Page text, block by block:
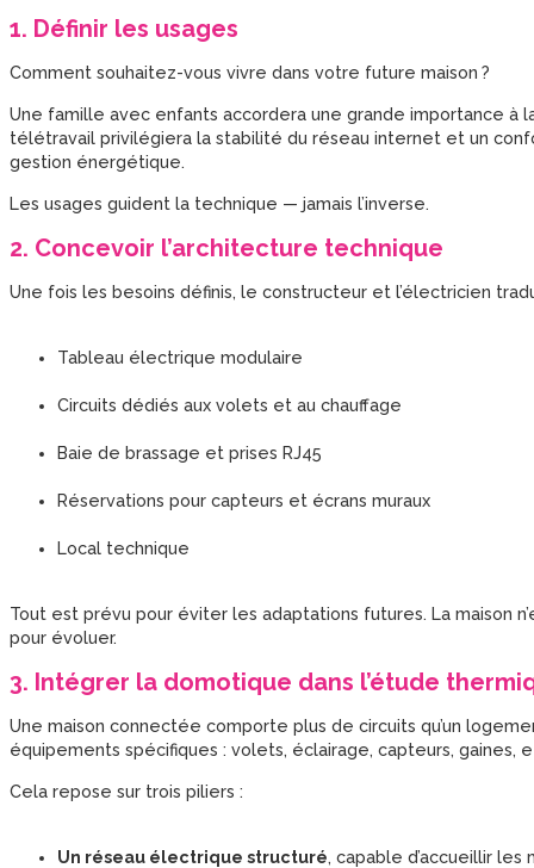
1. Définir les usages
Comment souhaitez-vous vivre dans votre future maison ?
Une famille avec enfants accordera une grande importance à
télétravail privilégiera la stabilité du réseau internet et un
gestion énergétique.
Les usages guident la technique — jamais l’inverse.
2. Concevoir l’architecture technique
Une fois les besoins définis, le constructeur et l’électricien
Tableau électrique modulaire
Circuits dédiés aux volets et au chauffage
Baie de brassage et prises RJ45
Réservations pour capteurs et écrans muraux
Local technique
Tout est prévu pour éviter les adaptations futures. La maison
pour évoluer.
3. Intégrer la domotique dans l’étude
Une maison connectée comporte plus de circuits qu’un
équipements spécifiques : volets, éclairage, capteurs, gaines,
Cela repose sur trois piliers :
Un réseau électrique structuré, capable d’accueillir les